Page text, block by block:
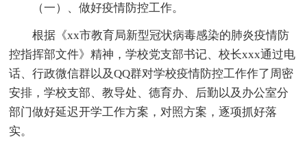
（一）、做好疫情防控工作。
根据《xx市教育局新型冠状病毒感染的肺炎疫情防
控指挥部文件》精神，学校党支部书记、校长xxx通过电
话、行政微信群以及QQ群对学校疫情防控工作作了周密
安排，学校支部、教导处、德育办、后勤以及办公室分
部门做好延迟开学工作方案，对照方案，逐项抓好落
实。